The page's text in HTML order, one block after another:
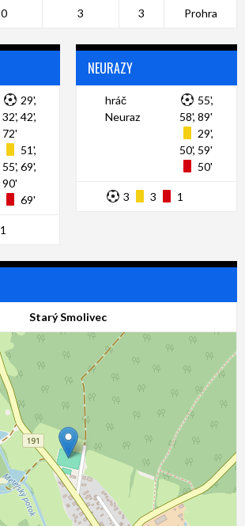
0 3 3 Prohra
29',
32', 42',
72'
51',
55', 69',
90'
69'
1
NEURAZY
hráč
Neuraz
55',
58', 89'
29',
50', 59'
50'
3 3 1
Starý Smolivec